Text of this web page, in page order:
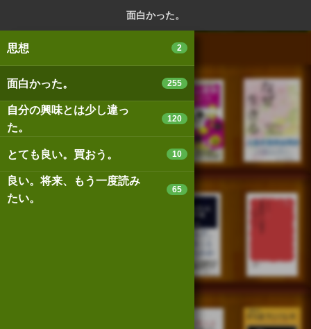
面白かった。
思想 2
面白かった。 255
自分の興味とは少し違っ
た。
120
とても良い。買おう。 10
良い。将来、もう一度読み
たい。
65
スマートフォン版 パソコン版
利用規約 個人情報保護基本方針
Cookie等の利用に関するガイドライン
サイトアクセス情報の取得について
運営会社